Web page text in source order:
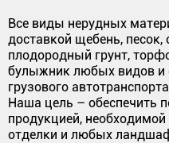
Все виды нерудных
доставкой щебень,
плодородный грунт,
булыжник любых видов
грузового
Наша цель – обеспечить
продукцией,
отделки и любых